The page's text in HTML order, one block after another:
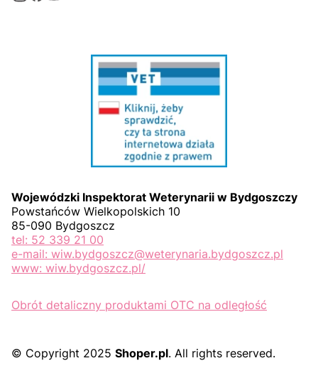
Wojewódzki Inspektorat Weterynarii w Bydgoszczy
Powstańców Wielkopolskich 10
85-090 Bydgoszcz
tel: 52 339 21 00
e-mail: wiw.bydgoszcz@weterynaria.bydgoszcz.pl
www: wiw.bydgoszcz.pl/
Obrót detaliczny produktami OTC na odległość
© Copyright 2025 Shoper.pl. All rights reserved.